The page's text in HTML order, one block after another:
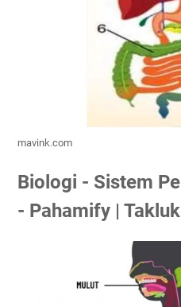
mavink.com
Biologi - Sistem
- Pahamify |